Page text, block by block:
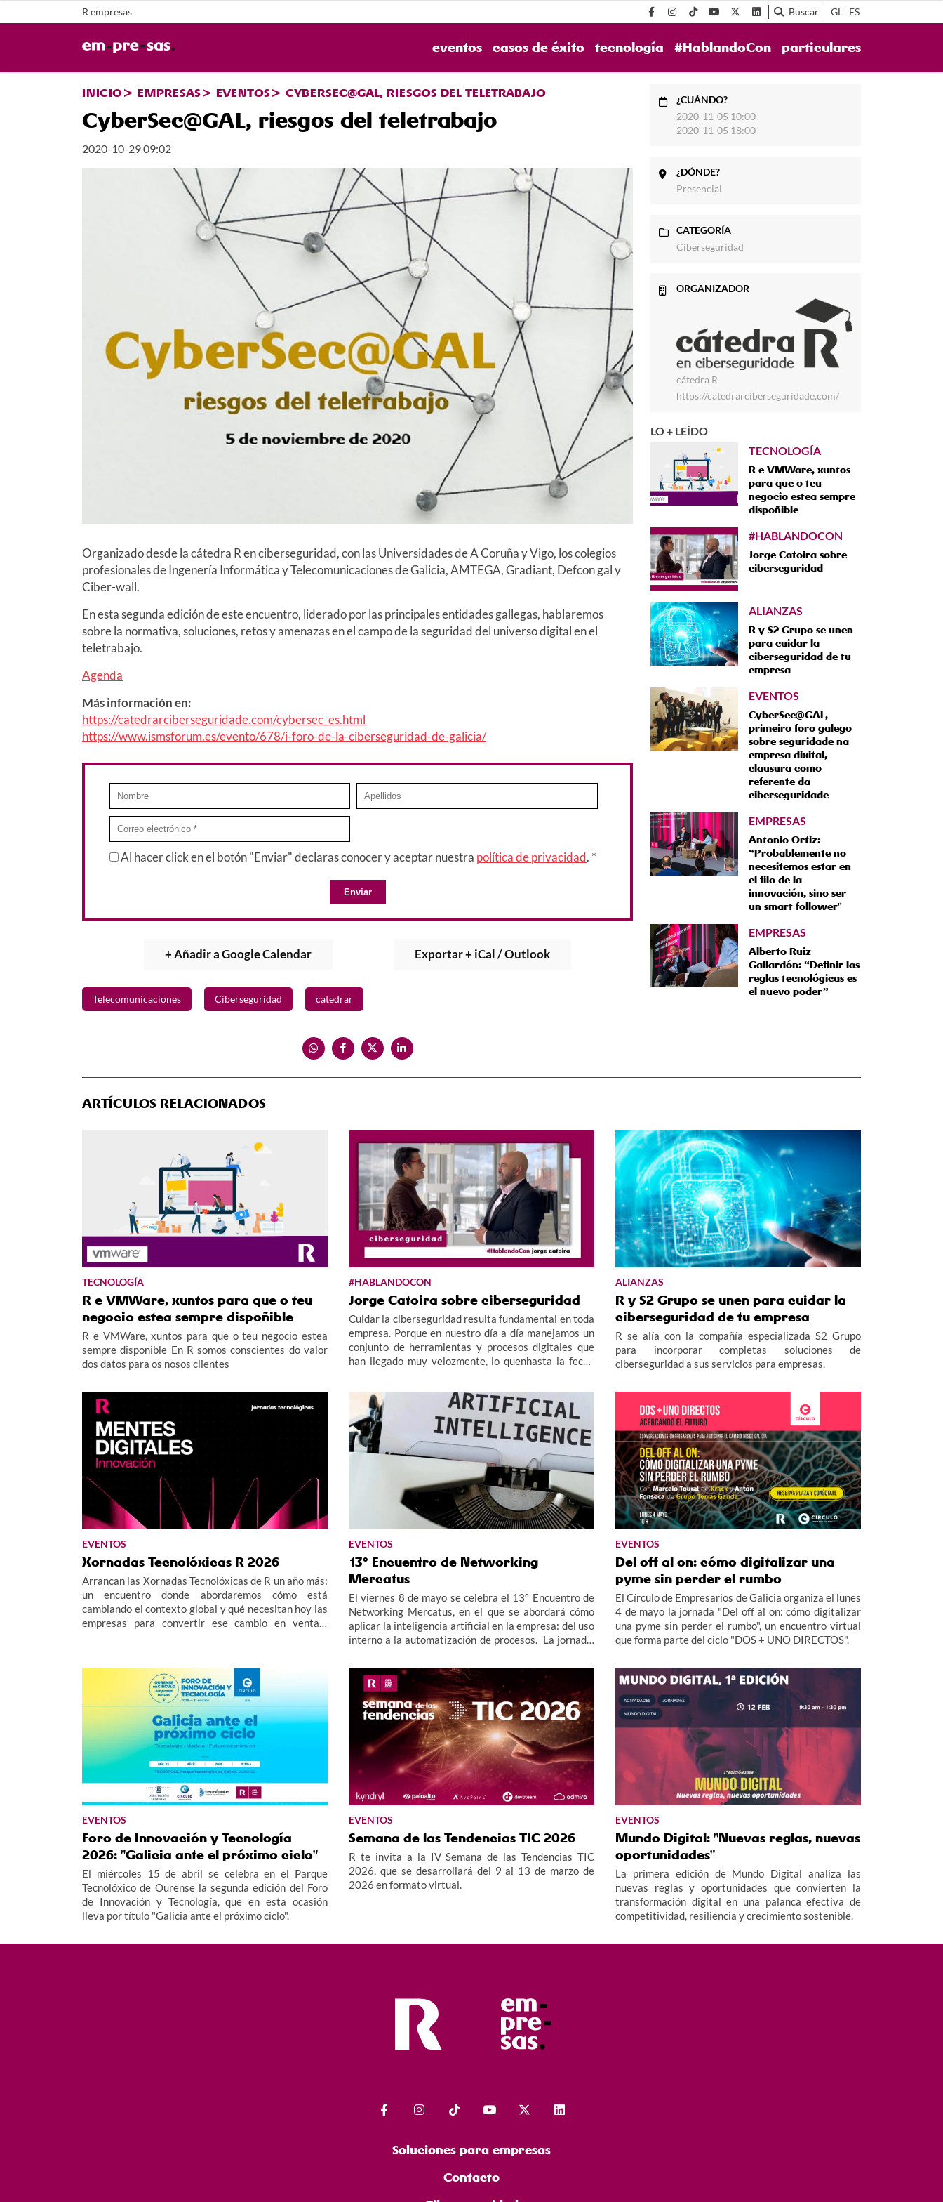
R empresas Buscar GL ES
eventos casos de éxito tecnología #HablandoCon particulares
INICIO EMPRESAS EVENTOS CYBERSEC@GAL, RIESGOS DEL TELETRABAJO
CyberSec@GAL, riesgos del teletrabajo
2020-10-29 09:02
Organizado desde la cátedra R en ciberseguridad, con las Universidades de A Coruña y Vigo, los colegios
profesionales de Ingenería Informática y Telecomunicaciones de Galicia, AMTEGA, Gradiant, Defcon gal y
Ciber-wall.
En esta segunda edición de este encuentro, liderado por las principales entidades gallegas, hablaremos
sobre la normativa, soluciones, retos y amenazas en el campo de la seguridad del universo digital en el
teletrabajo.
Agenda
Más información en:
https://catedrarciberseguridade.com/cybersec_es.html
https://www.ismsforum.es/evento/678/i-foro-de-la-ciberseguridad-de-galicia/
Al hacer click en el botón "Enviar" declaras conocer y aceptar nuestra política de privacidad. *
Enviar
+ Añadir a Google Calendar Exportar + iCal / Outlook
Telecomunicaciones Ciberseguridad catedrar
¿CUÁNDO?
2020-11-05 10:00
2020-11-05 18:00
¿DÓNDE?
Presencial
CATEGORÍA
Ciberseguridad
ORGANIZADOR
cátedra R
https://catedrarciberseguridade.com/
LO + LEÍDO
TECNOLOGÍA
R e VMWare, xuntos
para que o teu
negocio estea sempre
dispoñible
#HABLANDOCON
Jorge Catoira sobre
ciberseguridad
ALIANZAS
R y S2 Grupo se unen
para cuidar la
ciberseguridad de tu
empresa
EVENTOS
CyberSec@GAL,
primeiro foro galego
sobre seguridade na
empresa dixital,
clausura como
referente da
ciberseguridade
EMPRESAS
Antonio Ortiz:
“Probablemente no
necesitemos estar en
el filo de la
innovación, sino ser
un smart follower"
EMPRESAS
Alberto Ruiz
Gallardón: “Definir las
reglas tecnológicas es
el nuevo poder”
ARTÍCULOS RELACIONADOS
TECNOLOGÍA
R e VMWare, xuntos para que o teu
negocio estea sempre dispoñible
R e VMWare, xuntos para que o teu negocio estea
sempre disponible En R somos conscientes do valor
dos datos para os nosos clientes
#HABLANDOCON
Jorge Catoira sobre ciberseguridad
Cuidar la ciberseguridad resulta fundamental en toda
empresa. Porque en nuestro día a día manejamos un
conjunto de herramientas y procesos digitales que
han llegado muy velozmente, lo quenhasta la fecha
para ciberdelicuentes y ciberataques.
ALIANZAS
R y S2 Grupo se unen para cuidar la
ciberseguridad de tu empresa
R se alía con la compañía especializada S2 Grupo
para incorporar completas soluciones de
ciberseguridad a sus servicios para empresas.
EVENTOS
Xornadas Tecnolóxicas R 2026
Arrancan las Xornadas Tecnolóxicas de R un año más:
un encuentro donde abordaremos cómo está
cambiando el contexto global y qué necesitan hoy las
empresas para convertir ese cambio en ventaja
EVENTOS
13º Encuentro de Networking
Mercatus
El viernes 8 de mayo se celebra el 13º Encuentro de
Networking Mercatus, en el que se abordará cómo
aplicar la inteligencia artificial en la empresa: del uso
interno a la automatización de procesos. La jornada,
Polígono Industrial A Granxa de O Porriño.
EVENTOS
Del off al on: cómo digitalizar una
pyme sin perder el rumbo
El Círculo de Empresarios de Galicia organiza el lunes
4 de mayo la jornada "Del off al on: cómo digitalizar
una pyme sin perder el rumbo", un encuentro virtual
que forma parte del ciclo "DOS + UNO DIRECTOS".
EVENTOS
Foro de Innovación y Tecnología
2026: "Galicia ante el próximo ciclo"
El miércoles 15 de abril se celebra en el Parque
Tecnolóxico de Ourense la segunda edición del Foro
de Innovación y Tecnología, que en esta ocasión
lleva por título "Galicia ante el próximo ciclo".
EVENTOS
Semana de las Tendencias TIC 2026
R te invita a la IV Semana de las Tendencias TIC
2026, que se desarrollará del 9 al 13 de marzo de
2026 en formato virtual.
EVENTOS
Mundo Digital: "Nuevas reglas, nuevas
oportunidades"
La primera edición de Mundo Digital analiza las
nuevas reglas y oportunidades que convierten la
transformación digital en una palanca efectiva de
competitividad, resiliencia y crecimiento sostenible.
Soluciones para empresas
Contacto